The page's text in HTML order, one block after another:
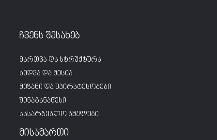
ჩვენს შესახებ
მართვა და სტრუქტურა
ხედვა და მისია
მიზანი და უპირატესობები
შინაგანაწესი
სასარგებლო ბმულები
მისამართი